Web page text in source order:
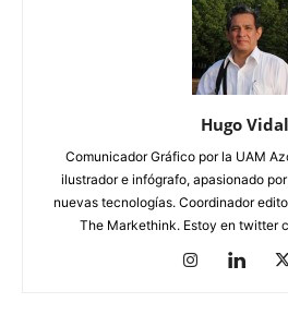
Hugo Vidal
Comunicador Gráfico por la UAM
ilustrador e infógrafo, apasionado
nuevas tecnologías. Coordinador
The Markethink. Estoy en twitter